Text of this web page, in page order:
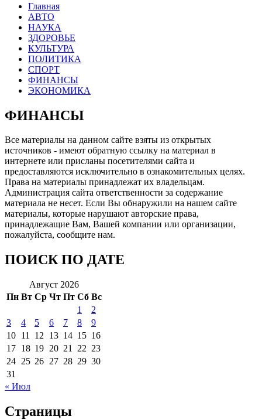
Главная
АВТО
НАУКА
ЗДОРОВЬЕ
КУЛЬТУРА
ПОЛИТИКА
СПОРТ
ФИНАНСЫ
ЭКОНОМИКА
ФИНАНСЫ
Все материалы на данном сайте взяты из открытых
источников - имеют обратную ссылку на материал в
интернете или присланы посетителями сайта и
предоставляются исключительно в ознакомительных целях.
Права на материалы принадлежат их владельцам.
Администрация сайта ответственности за содержание
материала не несет. Если Вы обнаружили на нашем сайте
материалы, которые нарушают авторские права,
принадлежащие Вам, Вашей компании или организации,
пожалуйста, сообщите нам.
ПОИСК ПО ДАТЕ
Август 2026
Пн Вт Ср Чт Пт Сб Вс
1
2
3
4 5 6 7 8
9
10 11 12 13 14 15 16
17 18 19 20 21 22 23
24 25 26 27 28 29 30
31
« Июл
Страницы